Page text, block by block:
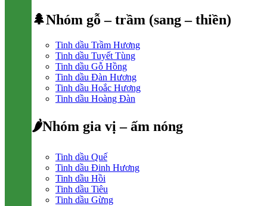
🌲Nhóm gỗ – trầm (sang – thiền)
Tinh dầu Trầm Hương
Tinh dầu Tuyết Tùng
Tinh dầu Gỗ Hồng
Tinh dầu Đàn Hương
Tinh dầu Hoắc Hương
Tinh dầu Hoàng Đàn
🌶Nhóm gia vị – ấm nóng
Tinh dầu Quế
Tinh dầu Đinh Hương
Tinh dầu Hồi
Tinh dầu Tiêu
Tinh dầu Gừng